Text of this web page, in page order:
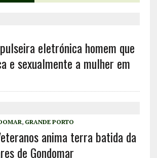
eletrónica homem que
e sexualmente a mulher em
, GRANDE PORTO
anima terra batida da
de Gondomar